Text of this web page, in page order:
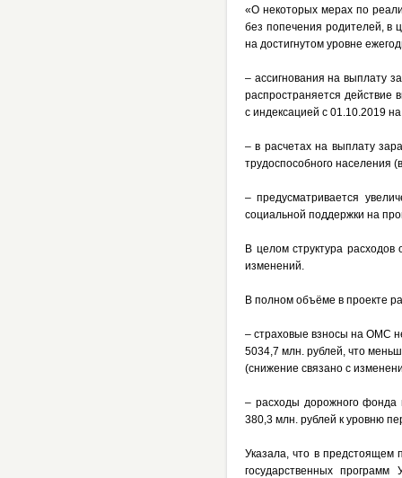
«О некоторых мерах по
без попечения родителей, в
на достигнутом уровне
– ассигнования на выплату
распространяется
с индексацией с 01.10.2019
– в расчетах на выплату
трудоспособного населения
– предусматривается
социальной поддержки на
В целом структура
изменений.
В полном объёме в проекте
– страховые взносы на ОМС
5034,7 млн. рублей, что
(снижение связано с
– расходы дорожного
380,3 млн. рублей к уровню
Указала, что в предстоящем
государственных программ